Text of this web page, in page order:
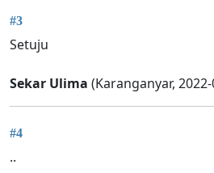
#3
Setuju
Sekar Ulima (Karanganyar,
#4
..